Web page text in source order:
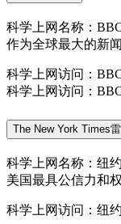
科学上网名称：
作为全球最大的新
科学上网访问：
科学上网访问：
The New York Times
科学上网名称：纽
美国最具公信力和
科学上网访问：纽